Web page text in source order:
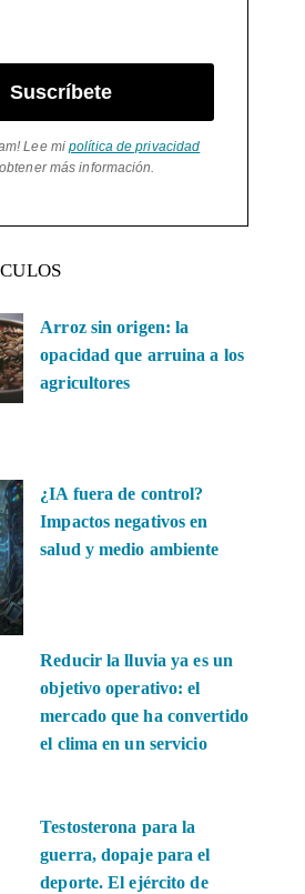
Suscríbete
Lee mipolítica de privacidad
más información.
Arroz sin origen: la
opacidad que arruina a los
agricultores
¿IA fuera de control?
Impactos negativos en
salud y medio ambiente
Reducir la lluvia ya es un
objetivo operativo: el
mercado que ha convertido
el clima en un servicio
Testosterona para la
guerra, dopaje para el
deporte. El ejército de